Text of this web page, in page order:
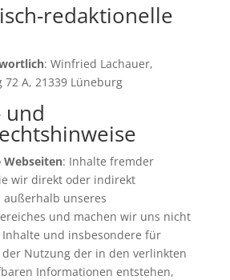
redaktionelle
: Winfried Lachauer,
72 A, 21339 Lüneburg
und
: Inhalte fremder
wir direkt oder indirekt
außerhalb unseres
und machen wir uns nicht
Inhalte und insbesondere für
der Nutzung der in den verlinkten
Informationen entstehen,